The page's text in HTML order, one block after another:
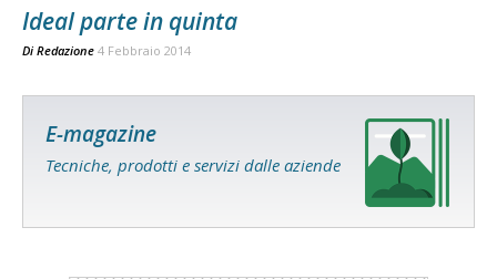
Ideal parte in quinta
Di Redazione 4 Febbraio 2014
E-magazine
Tecniche, prodotti e servizi dalle aziende